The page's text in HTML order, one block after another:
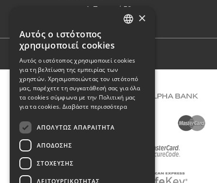
Δ. Τσιμισκή 70
Φόρμα επικοινωνίας×
Αυτός ο ιστότοπος
χρησιμοποιεί cookies
Αυτός ο ιστότοπος χρησιμοποιεί cookies
για τη βελτίωση της εμπειρίας των
χρηστών. Χρησιμοποιώντας τον ιστότοπό
μας, παρέχετε τη συγκατάθεσή σας για όλα
τα cookies σύμφωνα με την Πολιτική μας
για τα cookies. Διαβάστε περισσότερα
ΑΠΟΛΎΤΩΣ ΑΠΑΡΑΊΤΗΤΑ
ΑΠΌΔΟΣΗΣ
ΣΤΌΧΕΥΣΗΣ
ΛΕΙΤΟΥΡΓΙΚΌΤΗΤΑΣ